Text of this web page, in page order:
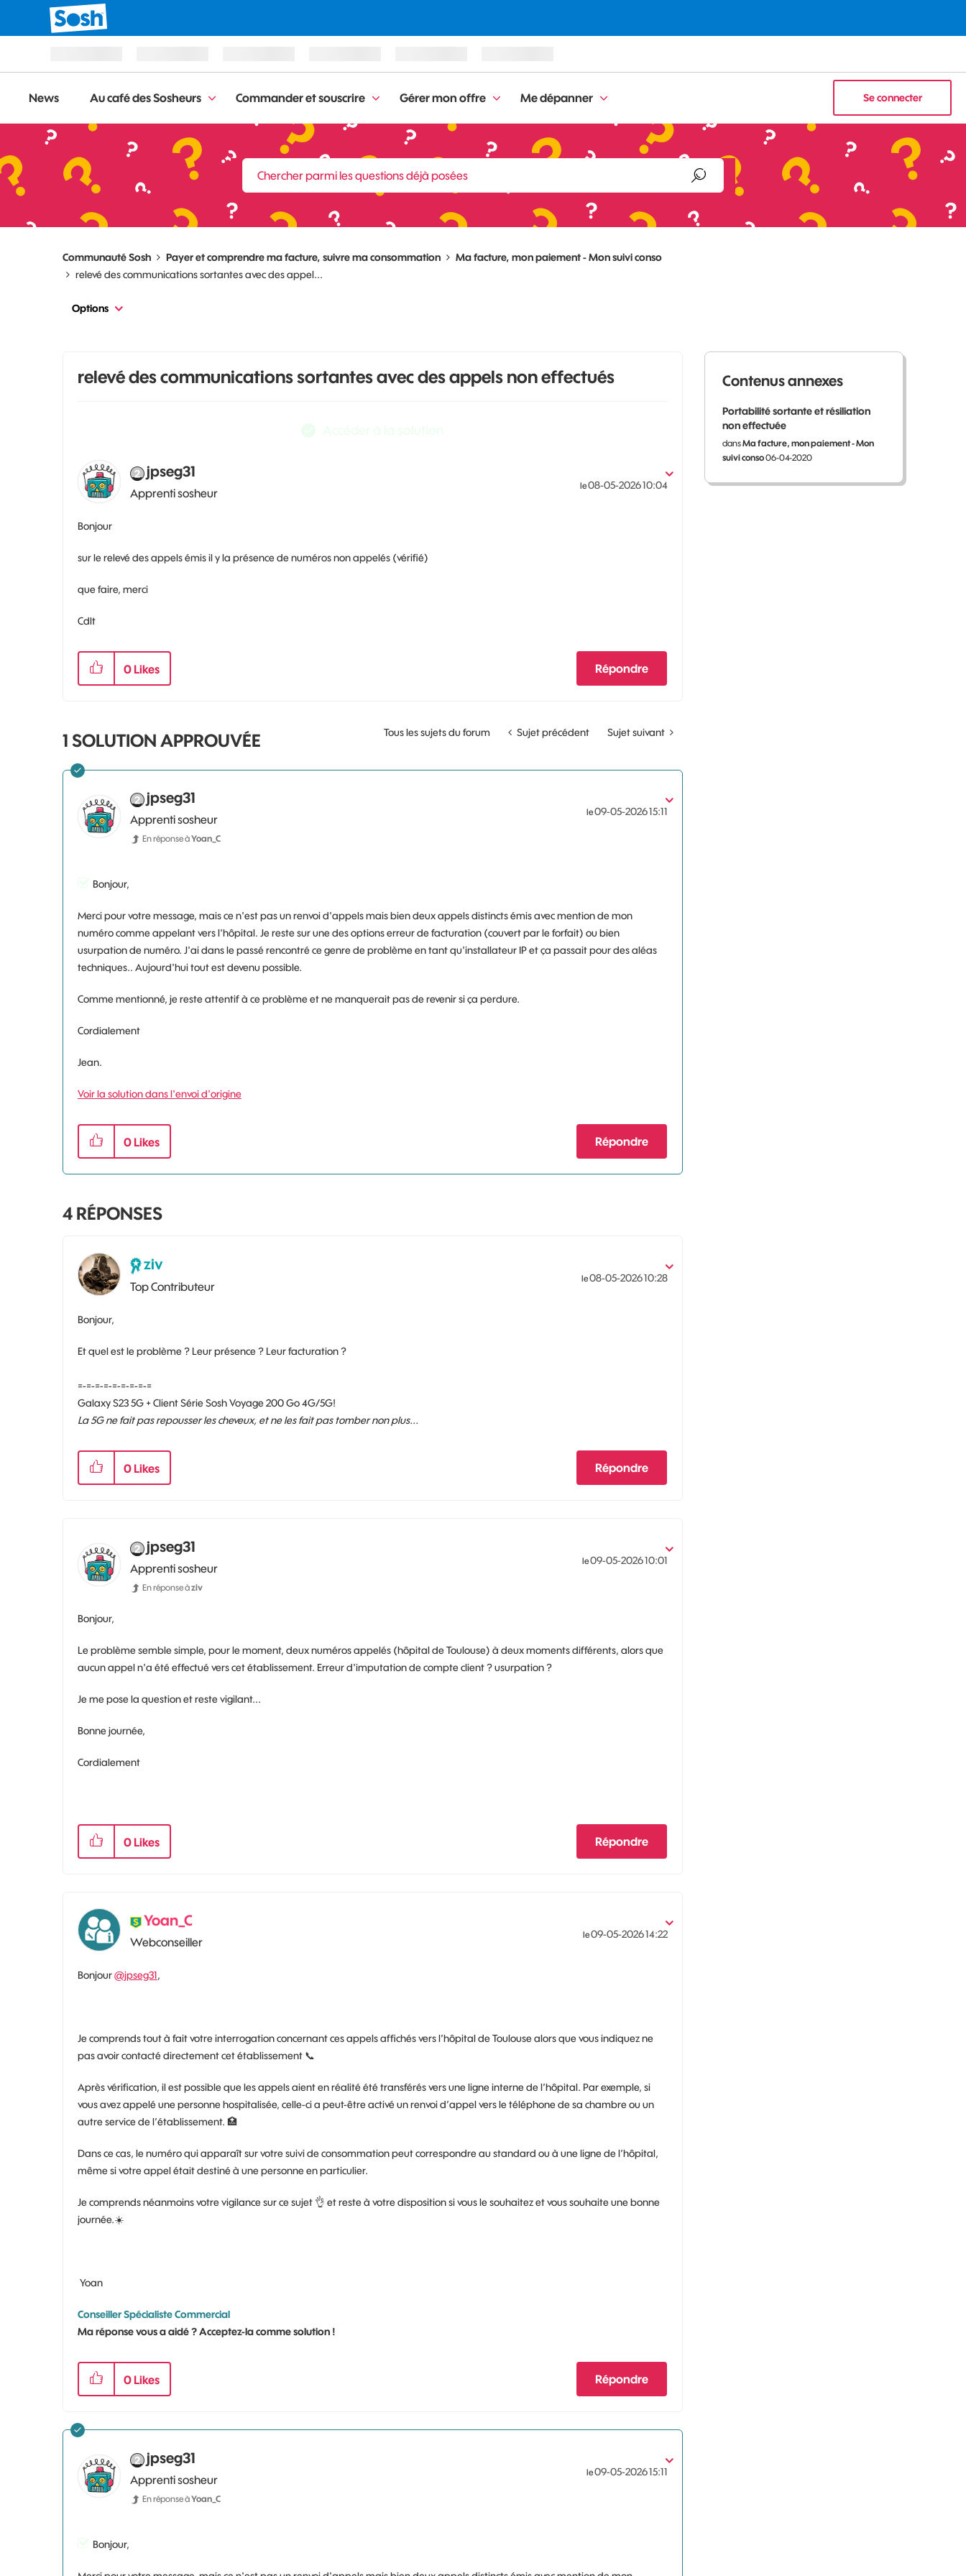
News Au café des Sosheurs Commander et souscrire Gérer mon offre Me dépanner Se connecter
Communauté Sosh Payer et comprendre ma facture, suivre ma consommation
Ma facture, mon paiement - Mon suivi conso
relevé des communications sortantes avec des appel...
Options
relevé des communications sortantes avec des appels non effectués
jpseg31
Apprenti sosheur
le‎08-05-202610:04
Bonjour
sur le relevé des appels émis il y la présence de numéros non appelés (vérifié)
que faire, merci
Cdlt
0 Likes Répondre
Tous les sujets du forum Sujet précédent Sujet suivant
1 SOLUTION APPROUVÉE
jpseg31
Apprenti sosheur
En réponse àYoan_C
le‎09-05-202615:11
Bonjour,
Merci pour votre message, mais ce n'est pas un renvoi d'appels mais bien deux appels distincts émis avec mention de mon
numéro comme appelant vers l'hôpital. Je reste sur une des options erreur de facturation (couvert par le forfait) ou bien
usurpation de numéro. J'ai dans le passé rencontré ce genre de problème en tant qu'installateur IP et ça passait pour des aléas
techniques.. Aujourd'hui tout est devenu possible.
Comme mentionné, je reste attentif à ce problème et ne manquerait pas de revenir si ça perdure.
Cordialement
Jean.
Voir la solution dans l'envoi d'origine
0 Likes Répondre
4 RÉPONSES
ziv
Top Contributeur
le‎08-05-202610:28
Bonjour,
Et quel est le problème ? Leur présence ? Leur facturation ?
=-=-=-=-=-=-=-=-=
Galaxy S23 5G + Client Série Sosh Voyage 200 Go 4G/5G!
La 5G ne fait pas repousser les cheveux, et ne les fait pas tomber non plus...
0 Likes Répondre
jpseg31
Apprenti sosheur
En réponse àziv
le‎09-05-202610:01
Bonjour,
Le problème semble simple, pour le moment, deux numéros appelés (hôpital de Toulouse) à deux moments différents, alors que
aucun appel n'a été effectué vers cet établissement. Erreur d'imputation de compte client ? usurpation ?
Je me pose la question et reste vigilant...
Bonne journée,
Cordialement
0 Likes Répondre
Yoan_C
Webconseiller
le‎09-05-202614:22
Bonjour@jpseg31,
Je comprends tout à fait votre interrogation concernant ces appels affichés vers l’hôpital de Toulouse alors que vous indiquez ne
pas avoir contacté directement cet établissement 📞
Après vérification, il est possible que les appels aient en réalité été transférés vers une ligne interne de l’hôpital. Par exemple, si
vous avez appelé une personne hospitalisée, celle-ci a peut-être activé un renvoi d’appel vers le téléphone de sa chambre ou un
autre service de l’établissement. 🏥
Dans ce cas, le numéro qui apparaît sur votre suivi de consommation peut correspondre au standard ou à une ligne de l’hôpital,
même si votre appel était destiné à une personne en particulier.
Je comprends néanmoins votre vigilance sur ce sujet 👌 et reste à votre disposition si vous le souhaitez et vous souhaite une bonne
journée.☀️
Yoan
Conseiller Spécialiste Commercial
Ma réponse vous a aidé ? Acceptez-la comme solution !
0 Likes Répondre
jpseg31
Apprenti sosheur
En réponse àYoan_C
le‎09-05-202615:11
Bonjour,
Contenus annexes
Portabilité sortante et résiliation
non effectuée
dansMa facture, mon paiement - Mon
suivi conso06-04-2020